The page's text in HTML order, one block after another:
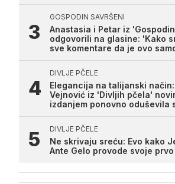
GOSPODIN SAVRŠENI
Anastasia i Petar iz
odgovorili na glasine: 'Kako
sve komentare da je ovo
DIVLJE PČELE
Elegancija na talijanski
Vejnović iz 'Divljih pčela'
izdanjem ponovno oduševila
DIVLJE PČELE
Ne skrivaju sreću: Evo kako
Ante Gelo provode svoje